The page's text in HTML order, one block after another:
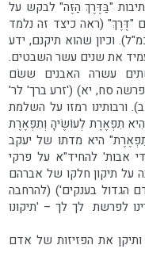
"בַּדֶּרֶךְ הַזֶּה" לבקש על
"דֶּרֶךְ" (ראה כיצד זה נלמד
וכיון שהוא תיקנם, ידע
את שנים עשר השבטים.
עשרה האבנים ששׂם
סח, יא) ('זרע ברך' לר'
ורבותינו רמזו על השלמת
תִפְאֶרֶת לְעוֹשֶׂיהָ וְתִפְאֶרֶת
היא מדתו של יעקב
אבות' להחיד"א על פרקי
על תיקון חלקו של אברהם
הגדול בענקים') (להרחבה
לפרשת לך לך – 'תיקונו
את הפזיזות של אדם